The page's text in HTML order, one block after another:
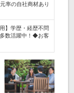
率の自社商材あり
】学歴・経歴不問
数活躍中！◆お客